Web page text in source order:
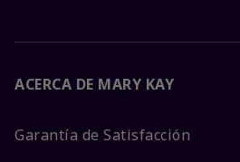
ACERCA DE MARY KAY
Garantía de Satisfacción